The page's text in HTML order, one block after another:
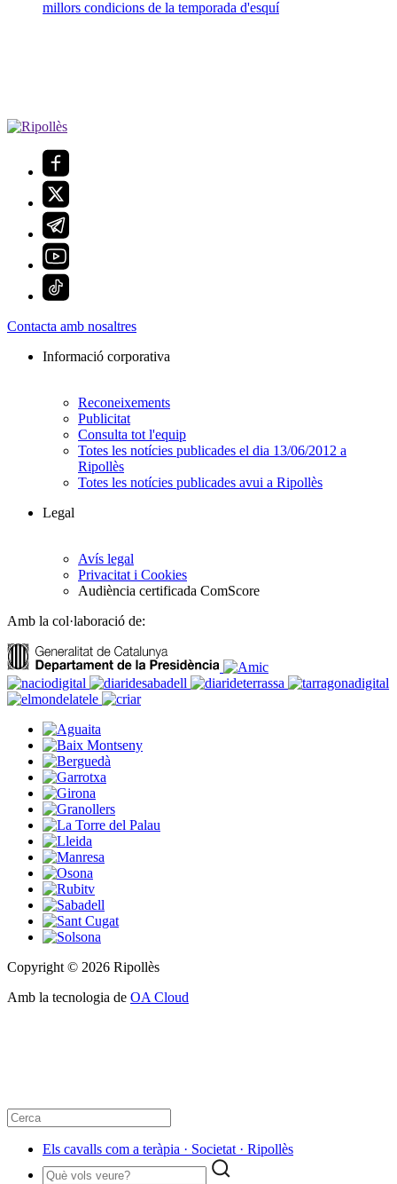
millors condicions de la temporada d'esquí
Contacta amb nosaltres
Informació corporativa
Reconeixements
Publicitat
Consulta tot l'equip
Totes les notícies publicades el dia 13/06/2012 a
Ripollès
Totes les notícies publicades avui a Ripollès
Legal
Avís legal
Privacitat i Cookies
Audiència certificada ComScore
Amb la col·laboració de:
Copyright © 2026 Ripollès
Amb la tecnologia de OA Cloud
Els cavalls com a teràpia · Societat · Ripollès